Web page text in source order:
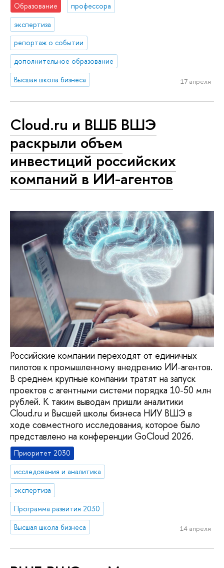
Образование
профессора
экспертиза
репортаж о событии
дополнительное образование
Высшая школа бизнеса
17 апреля
Cloud.ru и ВШБ ВШЭ
раскрыли объем
инвестиций российских
компаний в ИИ-агентов
Российские компании переходят от единичных
пилотов к промышленному внедрению ИИ-агентов.
В среднем крупные компании тратят на запуск
проектов с агентными системи порядка 10-50 млн
рублей. К таким выводам пришли аналитики
Cloud.ru и Высшей школы бизнеса НИУ ВШЭ в
ходе совместного исследования, которое было
представлено на конференции GoCloud 2026.
Приоритет 2030
исследования и аналитика
экспертиза
Программа развития 2030
Высшая школа бизнеса
14 апреля